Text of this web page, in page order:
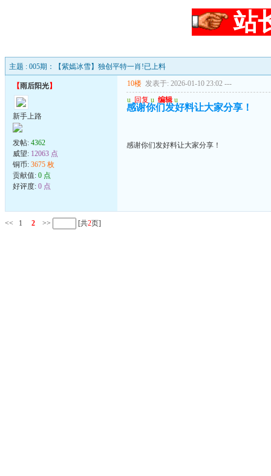
站
主题 : 005期：【紫嫣冰雪】独创平特一肖!已上料
【雨后阳光】
新手上路
发帖: 4362
威望: 12063 点
铜币: 3675 枚
贡献值: 0 点
好评度: 0 点
10楼 发表于: 2026-01-10 23:02 ---
u 回复 u 编辑 u
感谢你们发好料让大家分享！
感谢你们发好料让大家分享！
<< 1 2 >> [共2页]